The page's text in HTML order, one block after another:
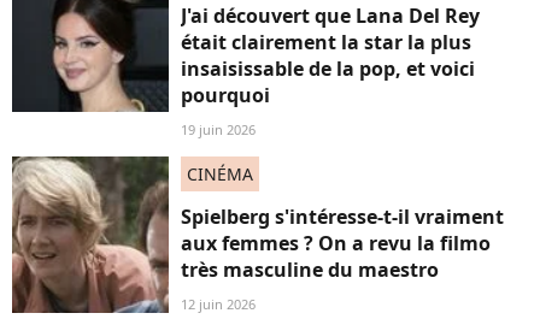
J'ai découvert que Lana Del Rey
était clairement la star la plus
insaisissable de la pop, et voici
pourquoi
19 juin 2026
CINÉMA
Spielberg s'intéresse-t-il vraiment
aux femmes ? On a revu la filmo
très masculine du maestro
12 juin 2026